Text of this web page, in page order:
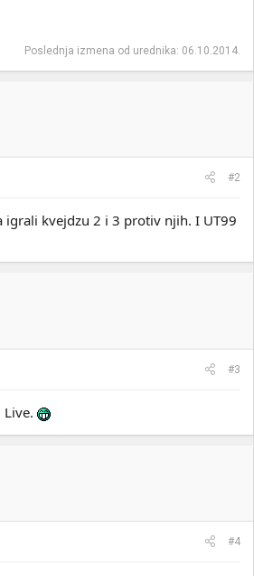
Poslednja izmena od urednika: 06.10.2014.
#2
igrali kvejdzu 2 i 3 protiv njih. I UT99
#3
#4